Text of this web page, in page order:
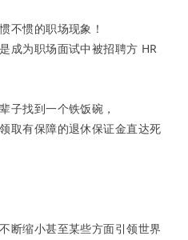
不惯的职场现象！
成为职场面试中被招聘方 HR
子找到一个铁饭碗，
取有保障的退休保证金直达死
断缩小甚至某些方面引领世界